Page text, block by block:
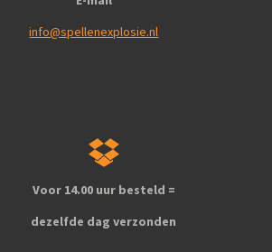
info@spellenexplosie.nl
Voor 14.00 uur besteld =
dezelfde dag verzonden